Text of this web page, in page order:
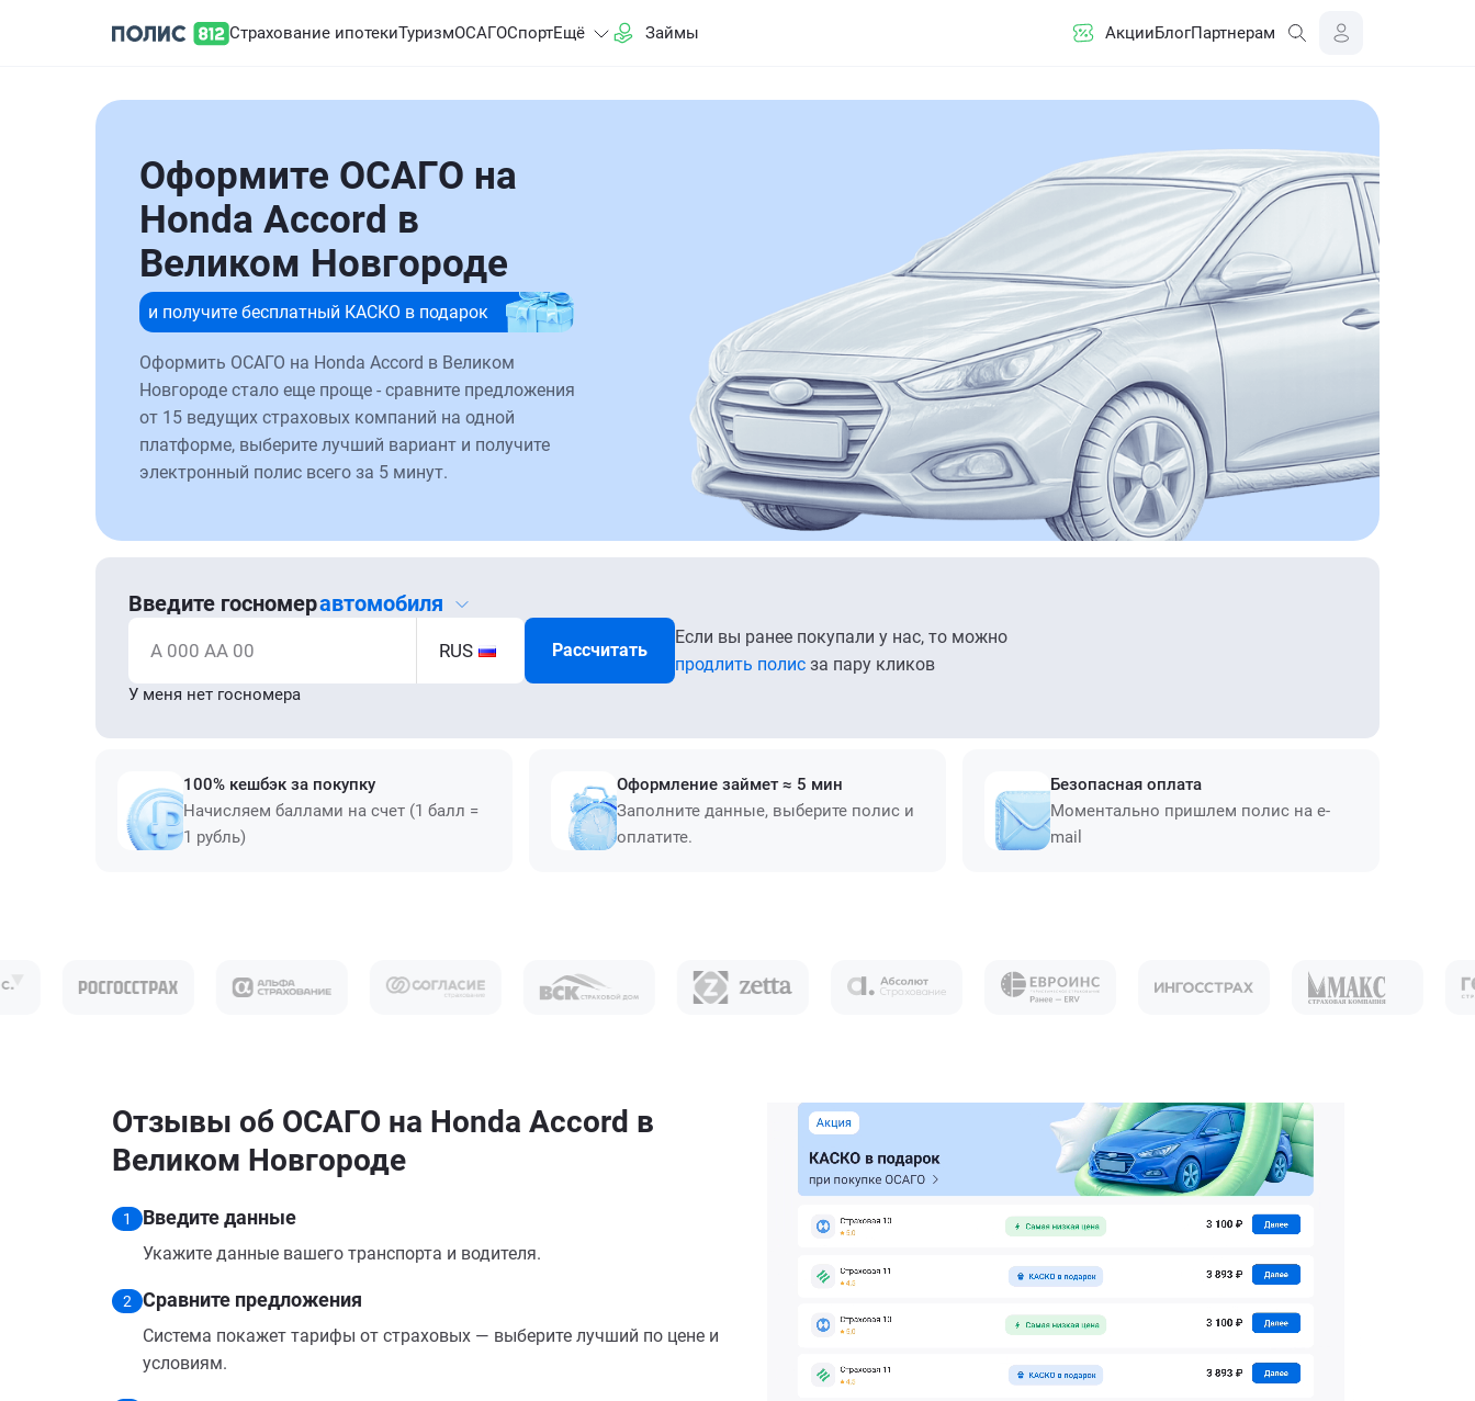
Страхование ипотекиТуризмОСАГОСпортЕщё Займы АкцииБлогПартнерам
Оформите ОСАГО на
Honda Accord в
Великом Новгороде
и получите бесплатный КАСКО в подарок
Оформить ОСАГО на Honda Accord в Великом
Новгороде стало еще проще - сравните предложения
от 15 ведущих страховых компаний на одной
платформе, выберите лучший вариант и получите
электронный полис всего за 5 минут.
Введите госномеравтомобиля
А 000 АА 00 RUS Рассчитать
Если вы ранее покупали у нас, то можно
продлить полис за пару кликов
У меня нет госномера
100% кешбэк за покупку
Начисляем баллами на счет (1 балл =
1 рубль)
Оформление займет ≈ 5 мин
Заполните данные, выберите полис и
оплатите.
Безопасная оплата
Моментально пришлем полис на e-
mail
Отзывы об ОСАГО на Honda Accord в
Великом Новгороде
1 Введите данные
Укажите данные вашего транспорта и водителя.
2 Сравните предложения
Система покажет тарифы от страховых — выберите лучший по цене и
условиям.